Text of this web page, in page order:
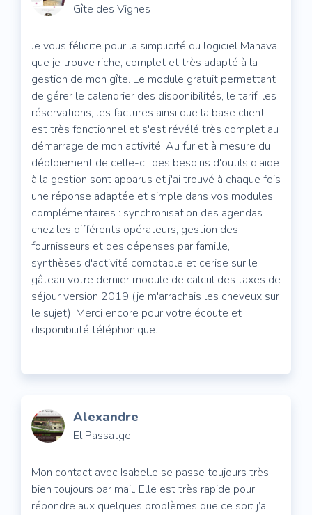
Gîte des Vignes
Je vous félicite pour la simplicité du logiciel Manava
que je trouve riche, complet et très adapté à la
gestion de mon gîte. Le module gratuit permettant
de gérer le calendrier des disponibilités, le tarif, les
réservations, les factures ainsi que la base client
est très fonctionnel et s'est révélé très complet au
démarrage de mon activité. Au fur et à mesure du
déploiement de celle-ci, des besoins d'outils d'aide
à la gestion sont apparus et j'ai trouvé à chaque fois
une réponse adaptée et simple dans vos modules
complémentaires : synchronisation des agendas
chez les différents opérateurs, gestion des
fournisseurs et des dépenses par famille,
synthèses d'activité comptable et cerise sur le
gâteau votre dernier module de calcul des taxes de
séjour version 2019 (je m'arrachais les cheveux sur
le sujet). Merci encore pour votre écoute et
disponibilité téléphonique.
Alexandre
El Passatge
Mon contact avec Isabelle se passe toujours très
bien toujours par mail. Elle est très rapide pour
répondre aux quelques problèmes que ce soit j’ai